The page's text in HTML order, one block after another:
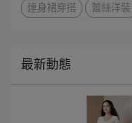
連身裙穿搭
蕾絲洋裝
最新動態